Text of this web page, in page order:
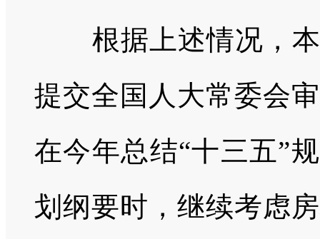
根据上述情况，
提交全国人大常委会
在今年总结“十三五”
划纲要时，继续考虑